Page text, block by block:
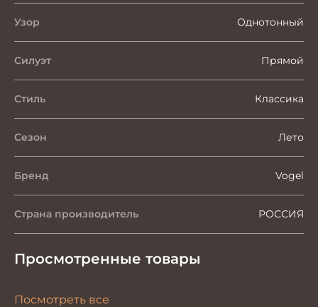
Узор Однотонный
Силуэт Прямой
Стиль Классика
Сезон Лето
Бренд Vogel
Страна производитель РОССИЯ
Просмотренные товары
Посмотреть все